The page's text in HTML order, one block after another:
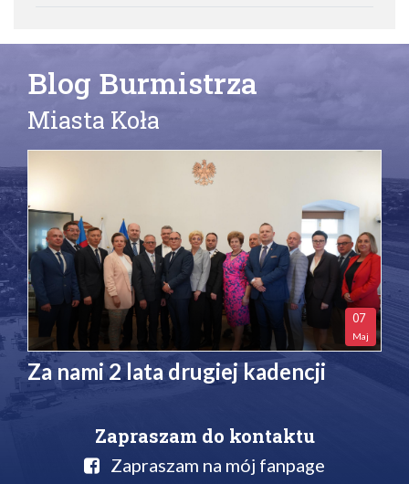
Blog Burmistrza
Miasta Koła
07
Maj
Za nami 2 lata drugiej kadencji
Zapraszam do kontaktu
Zapraszam na mój fanpage